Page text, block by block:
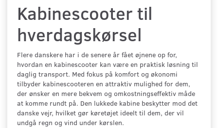
Kabinescooter til
hverdagskørsel
Flere danskere har i de senere år fået øjnene op for,
hvordan en kabinescooter kan være en praktisk løsning til
daglig transport. Med fokus på komfort og økonomi
tilbyder kabinescooteren en attraktiv mulighed for dem,
der ønsker en mere bekvem og omkostningseffektiv måde
at komme rundt på. Den lukkede kabine beskytter mod det
danske vejr, hvilket gør køretøjet ideelt til dem, der vil
undgå regn og vind under kørslen.